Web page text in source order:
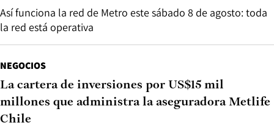
Así funciona la red de Metro este sábado 8 de agosto: toda
la red está operativa
NEGOCIOS
La cartera de inversiones por US$15 mil
millones que administra la aseguradora Metlife
Chile